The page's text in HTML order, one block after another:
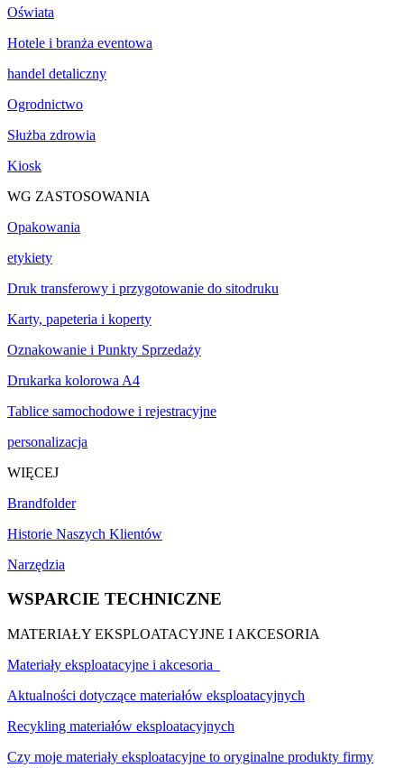
Oświata
Hotele i branża eventowa
handel detaliczny
Ogrodnictwo
Służba zdrowia
Kiosk
WG ZASTOSOWANIA
Opakowania
etykiety
Druk transferowy i przygotowanie do sitodruku
Karty, papeteria i koperty
Oznakowanie i Punkty Sprzedaży
Drukarka kolorowa A4
Tablice samochodowe i rejestracyjne
personalizacja
WIĘCEJ
Brandfolder
Historie Naszych Klientów
Narzędzia
WSPARCIE TECHNICZNE
MATERIAŁY EKSPLOATACYJNE I AKCESORIA
Materiały eksploatacyjne i akcesoria
Aktualności dotyczące materiałów eksploatacyjnych
Recykling materiałów eksploatacyjnych
Czy moje materiały eksploatacyjne to oryginalne produkty firmy